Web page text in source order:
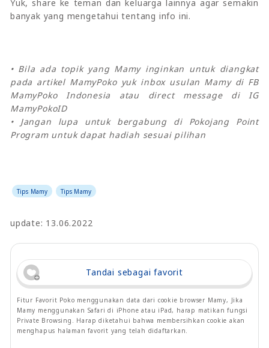
Yuk, share ke teman dan keluarga lainnya agar semakin
banyak yang mengetahui tentang info ini.
• Bila ada topik yang Mamy inginkan untuk diangkat
pada artikel MamyPoko yuk inbox usulan Mamy di FB
MamyPoko Indonesia atau direct message di IG
MamyPokoID
• Jangan lupa untuk bergabung di Pokojang Point
Program untuk dapat hadiah sesuai pilihan
Tips Mamy Tips Mamy
update: 13.06.2022
Tandai sebagai favorit
Fitur Favorit Poko menggunakan data dari cookie browser Mamy, Jika
Mamy menggunakan Safari di iPhone atau iPad, harap matikan fungsi
Private Browsing. Harap diketahui bahwa membersihkan cookie akan
menghapus halaman favorit yang telah didaftarkan.